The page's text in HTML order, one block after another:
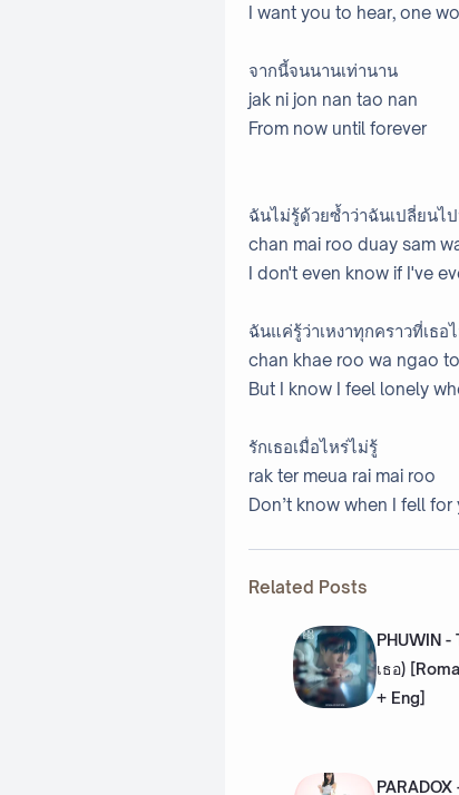
I want you to hear, one
จากนี้จนนานเท่านาน
jak ni jon nan tao nan
From now until forever
ฉันไม่รู้ด้วยซ้ำว่าฉันเปลี่ยนไ
chan mai roo duay sam
I don't even know if I've
ฉันแค่รู้ว่าเหงาทุกคราวที่เธอ
chan khae roo wa ngao
But I know I feel lonely
รักเธอเมื่อไหร่ไม่รู้
rak ter meua rai mai roo
Don’t know when I fell for
Related Posts
PHUWIN -
เธอ)
+ Eng]
PARADOX